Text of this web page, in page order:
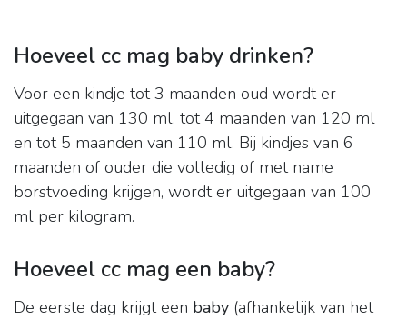
Hoeveel cc mag baby drinken?
Voor een kindje tot 3 maanden oud wordt er
uitgegaan van 130 ml, tot 4 maanden van 120 ml
en tot 5 maanden van 110 ml. Bij kindjes van 6
maanden of ouder die volledig of met name
borstvoeding krijgen, wordt er uitgegaan van 100
ml per kilogram.
Hoeveel cc mag een baby?
De eerste dag krijgt een baby (afhankelijk van het